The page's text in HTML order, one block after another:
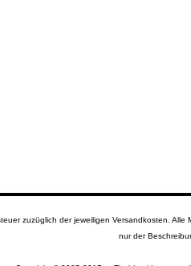
zuzüglich der jeweiligen Versandkosten.
nur der